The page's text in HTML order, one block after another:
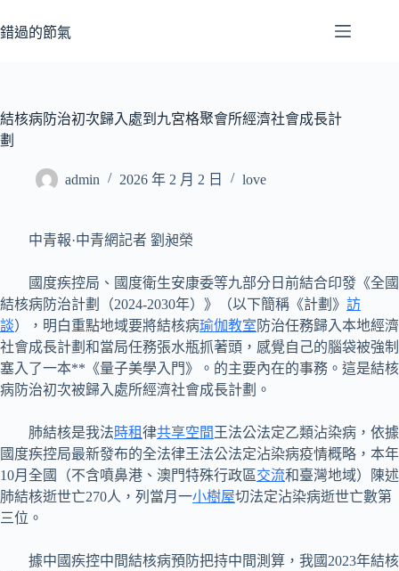
至
容
錯過的節氣
結核病防治初次歸入處到九宮格聚會所經濟社會成長計
劃
admin 2026 年 2 月 2 日 love
中青報·中青網記者 劉昶榮
國度疾控局、國度衛生安康委等九部分日前結合印發《全國
結核病防治計劃（2024-2030年）》（以下簡稱《計劃》 訪
談），明白重點地域要將結核病瑜伽教室 防治任務歸入本地經濟
社會成長計劃和當局任務張水瓶抓著頭，感覺自己的腦袋被強制
塞入了一本**《量子美學入門》。的主要內在的事務。這是結核
病防治初次被歸入處所經濟社會成長計劃。
肺結核是我法時租律共享空間 王法公法定乙類沾染病，依據
國度疾控局最新發布的全法律王法公法定沾染病疫情概略，本年
10月全國（不含噴鼻港、澳門特殊行政區交流和臺灣地域）陳述
肺結核逝世亡270人，列當月一小樹屋切法定沾染病逝世亡數第
三位。
據中國疾控中間結核病預防把持中間測算，我國2023年結核